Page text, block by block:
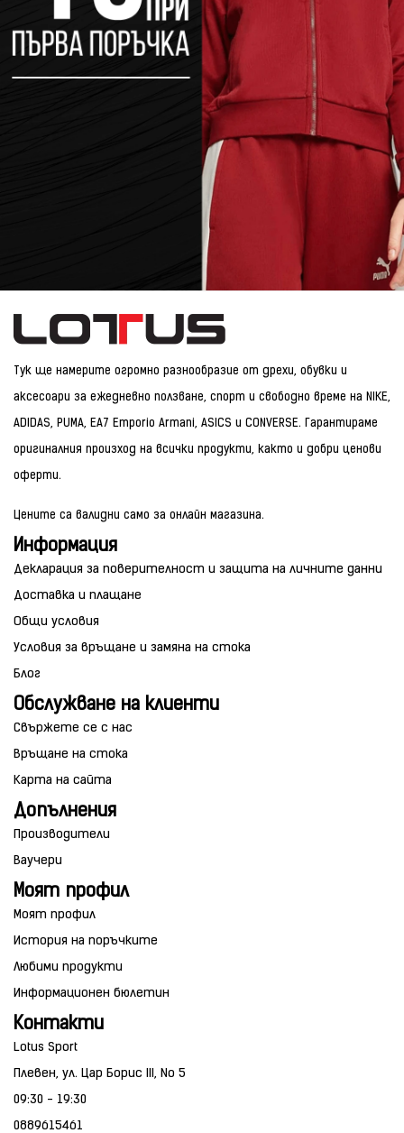
Тук ще намерите огромно разнообразие от дрехи, обувки и
аксесоари за ежедневно ползване, спорт и свободно време на NIKE,
ADIDAS, PUMA, EA7 Emporio Armani, ASICS и CONVERSE. Гарантираме
оригиналния произход на всички продукти, както и добри ценови
оферти.
Цените са валидни само за онлайн магазина.
Информация
Декларация за поверителност и защита на личните данни
Доставка и плащане
Общи условия
Условия за връщане и замяна на стока
Блог
Обслужване на клиенти
Свържете се с нас
Връщане на стока
Карта на сайта
Допълнения
Производители
Ваучери
Моят профил
Моят профил
История на поръчките
Любими продукти
Информационен бюлетин
Контакти
Lotus Sport
Плевен, ул. Цар Борис III, No 5
09:30 - 19:30
0889615461